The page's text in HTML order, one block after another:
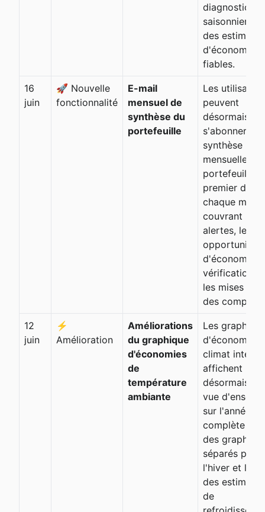
diagnostics
saisonniers et
des
d'économies
fiables.
16
juin
🚀 Nouvelle
fonctionnalité
E-mail
mensuel de
synthèse du
portefeuille
Les
peuvent
désormais
s'abonner à
synthèse
mensuelle du
portefeuille le
premier de
chaque mois,
couvrant les
alertes, les
opportunités
d'économies,
vérifications
les mises à
des
12
juin
⚡
Amélioration
Améliorations
du graphique
d'économies
de
température
ambiante
Les
d'économies
climat
affichent
désormais
vue
sur l'année
complète
des
séparés pour
l'hiver et
des
de